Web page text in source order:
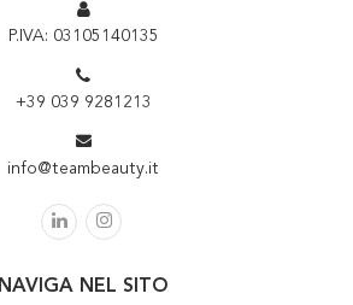
P.IVA: 03105140135
+39 039 9281213
info@teambeauty.it
NAVIGA NEL SITO